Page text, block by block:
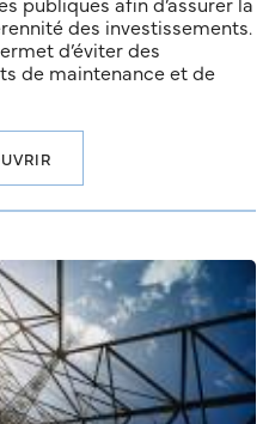
des investissements.
d’éviter des
de maintenance et de